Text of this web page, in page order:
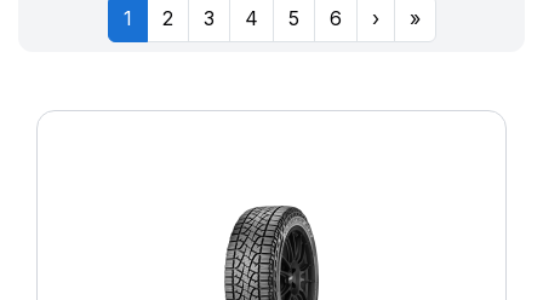
1 2 3 4 5 6 › »